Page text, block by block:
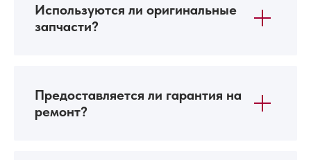
Используются ли оригинальные
запчасти?
Предоставляется ли гарантия на
ремонт?